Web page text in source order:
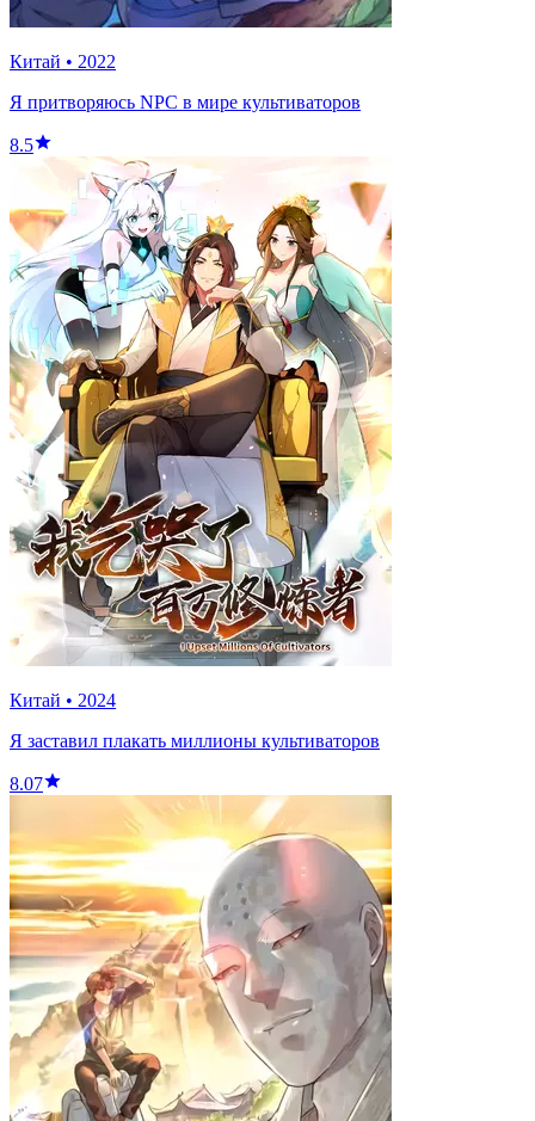
Китай • 2022
Я притворяюсь NPC в мире культиваторов
8.5
Китай • 2024
Я заставил плакать миллионы культиваторов
8.07